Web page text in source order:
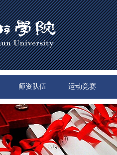
师资队伍 运动竞赛